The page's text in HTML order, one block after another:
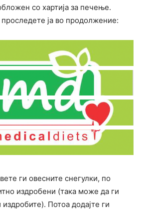
со хартија за печење.
ја во продолжение:
ги овесните снегулки, по
издробени (така може да ги
Потоа додајте ги